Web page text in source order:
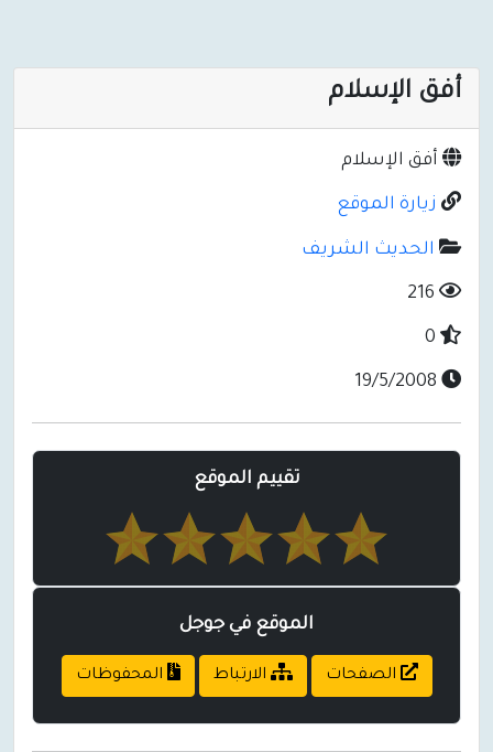
أفق الإسلام
أفق الإسلام
زيارة الموقع
الحديث الشريف
تقييم الموقع
الموقع في جوجل
الصفحات الارتباط المحفوظات